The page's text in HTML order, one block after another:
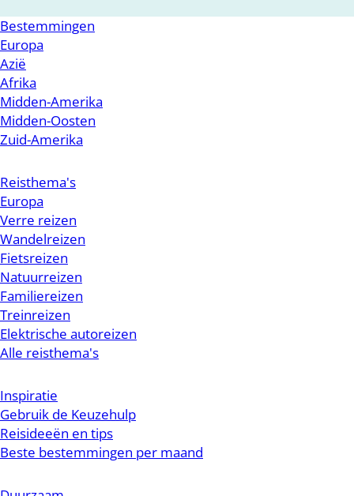
Bestemmingen
Europa
Azië
Afrika
Midden-Amerika
Midden-Oosten
Zuid-Amerika
Reisthema's
Europa
Verre reizen
Wandelreizen
Fietsreizen
Natuurreizen
Familiereizen
Treinreizen
Elektrische autoreizen
Alle reisthema's
Inspiratie
Gebruik de Keuzehulp
Reisideeën en tips
Beste bestemmingen per maand